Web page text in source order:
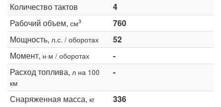
Количество тактов
4
Рабочий объем, см3
760
Мощность, л.с. / оборотах
52
Момент, н·м / оборотах
-
Расход топлива, л на 100
км
-
Снаряженная масса, кг
336